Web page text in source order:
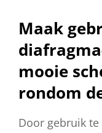
Maak
mooie
rondom
Door gebruik